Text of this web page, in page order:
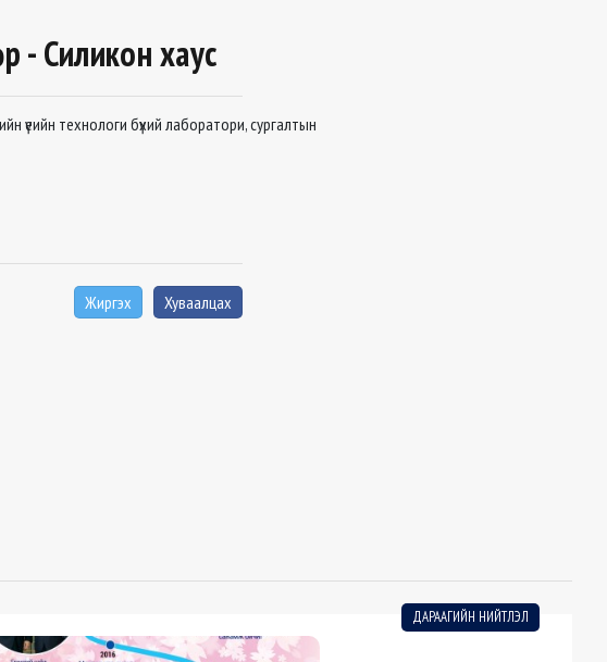
- Силикон хаус
үеийн технологи бүхий лаборатори, сургалтын
Жиргэх Хуваалцах
ДАРААГИЙН НИЙТЛЭЛ